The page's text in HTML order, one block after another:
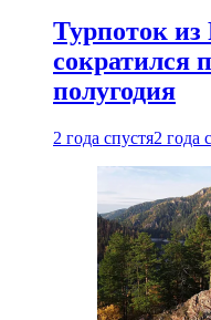
Турпоток
сократился
полугодия
2 года спустя2 года